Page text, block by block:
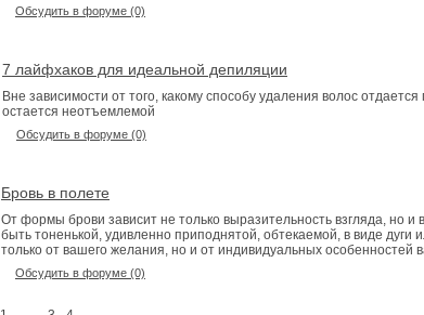
Обсудить в форуме (0)
7 лайфхаков для идеальной депиляции
Вне зависимости от того, какому способу удаления волос
остается неотъемлемой
Обсудить в форуме (0)
Бровь в полете
От формы брови зависит не только выразительность взгляда, но
быть тоненькой, удивленно приподнятой, обтекаемой, в виде дуги
только от вашего желания, но и от индивидуальных особенностей
Обсудить в форуме (0)